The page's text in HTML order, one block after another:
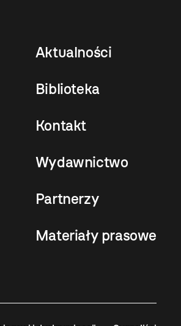
Aktualności
Biblioteka
Kontakt
Wydawnictwo
Partnerzy
Materiały prasowe